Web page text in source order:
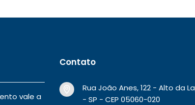
vale a
Contato
Rua João Anes, 122 - Alto da
- SP - CEP 05060-020